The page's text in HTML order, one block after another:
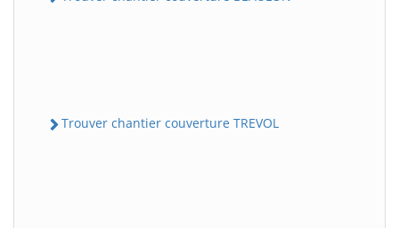
Trouver chantier couverture TREVOL